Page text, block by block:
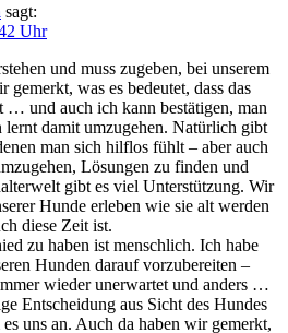
sagt:
Uhr
und muss zugeben, bei unserem
gemerkt, was es bedeutet, dass das
… und auch ich kann bestätigen, man
lernt damit umzugehen. Natürlich gibt
man sich hilflos fühlt – aber auch
Lösungen zu finden und
gibt es viel Unterstützung. Wir
Hunde erleben wie sie alt werden
diese Zeit ist.
zu haben ist menschlich. Ich habe
Hunden darauf vorzubereiten –
wieder unerwartet und anders …
Entscheidung aus Sicht des Hundes
uns an. Auch da haben wir gemerkt,